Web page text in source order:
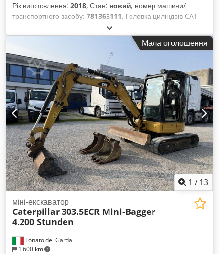
Рік виготовлення: 2018, Стан: новий, номер машини/
транспортного засобу: 781363111, Головка циліндрів CAT
3304 * Нова * Додаткова інформація Тип: двигун,
Загальний стан: дуже хороший, Технічний стан: дуже
хороший, Візуальний стан: дуже хороший, Csdpshyx U Dofx
Abzjha
Мала оголошення
1 / 13
Lonato del Garda
1 600 km
міні-екскаватор
Caterpillar303.5ECR Mini-Bagger
4.200 Stunden